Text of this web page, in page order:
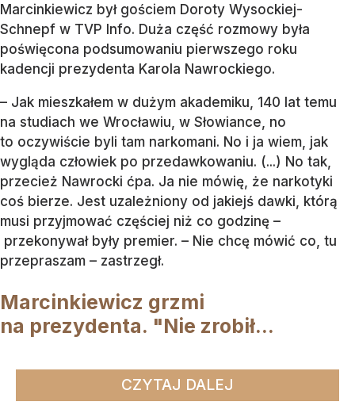
Marcinkiewicz był gościem Doroty Wysockiej-
Schnepf w TVP Info. Duża część rozmowy była
poświęcona podsumowaniu pierwszego roku
kadencji prezydenta Karola Nawrockiego.
– Jak mieszkałem w dużym akademiku, 140 lat temu
na studiach we Wrocławiu, w Słowiance, no
to oczywiście byli tam narkomani. No i ja wiem, jak
wygląda człowiek po przedawkowaniu. (...) No tak,
przecież Nawrocki ćpa. Ja nie mówię, że narkotyki
coś bierze. Jest uzależniony od jakiejś dawki, którą
musi przyjmować częściej niż co godzinę –
przekonywał były premier. – Nie chcę mówić co, tu
przepraszam – zastrzegł.
Marcinkiewicz grzmi
na prezydenta. "Nie zrobił...
CZYTAJ DALEJ